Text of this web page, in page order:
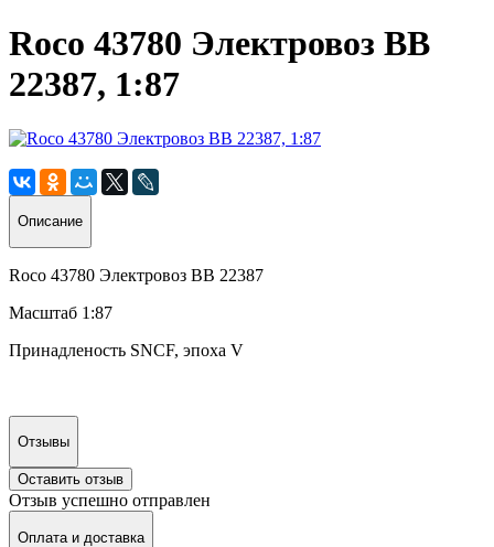
Roco 43780 Электровоз BB
22387, 1:87
Описание
Roco 43780 Электровоз BB 22387
Масштаб 1:87
Принадленость SNCF, эпоха V
Отзывы
Оставить отзыв
Отзыв успешно отправлен
Оплата и доставка